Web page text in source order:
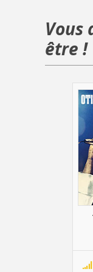
Vous
être !